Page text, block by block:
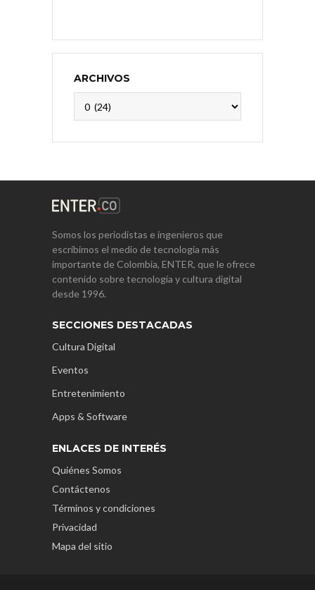
ARCHIVOS
Somos los periodistas e ingenieros que
escribimos el medio de tecnología más
importante de Colombia, ENTER, que le ofrece
contenido sobre tecnología y cultura digital
desde 1996.
SECCIONES DESTACADAS
Cultura Digital
Eventos
Entretenimiento
Apps & Software
ENLACES DE INTERÉS
Quiénes Somos
Contáctenos
Términos y condiciones
Privacidad
Mapa del sitio